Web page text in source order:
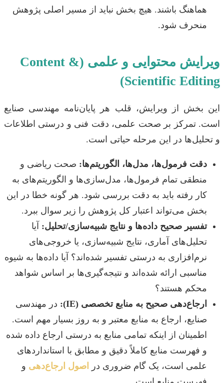
هماهنگ باشند. هیچ بخش نباید از مسیر اصلی پژوهش
منحرف شود.
ویرایش محتوایی و علمی (Content &
Scientific Editing)
این بخش از ویرایش، قلب هر پایان‌نامه مهندسی صنایع
است. تمرکز بر صحت علمی، دقت فنی و درستی اطلاعات
و تحلیل‌ها در این مرحله حیاتی است.
دقت فرمول‌ها، مدل‌ها، الگوریتم‌ها: صحت ریاضی و
منطقی تمام فرمول‌ها، مدل‌سازی‌ها و الگوریتم‌های به
کار رفته باید به دقت بررسی شود. هر گونه خطا در این
بخش می‌تواند اعتبار کل پژوهش را زیر سوال ببرد.
تفسیر صحیح داده‌ها و نتایج شبیه‌سازی/تحلیل: آیا
تحلیل‌های آماری، نتایج شبیه‌سازی، یا خروجی‌های
نرم‌افزاری به درستی تفسیر شده‌اند؟ آیا داده‌ها به شیوه
مناسبی ارائه شده‌اند و نتیجه‌گیری‌ها بر اساس شواهد
محکم هستند؟
ارجاع‌دهی صحیح به منابع تخصصی (IE):
در مهندسی
صنایع، ارجاع به منابع معتبر و به روز بسیار مهم است.
اطمینان از اینکه تمامی منابع به درستی ارجاع داده شده
و فهرست منابع کاملاً دقیق و مطابق با استانداردهای
علمی است، یک گام ضروری در
اصول ارجاع‌دهی و